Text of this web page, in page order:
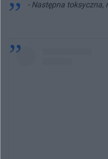
- Następna toksyczna,